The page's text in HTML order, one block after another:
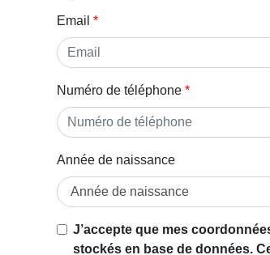
Email
Numéro de téléphone
Année de naissance
Si vous
êtes un
J’accepte que mes
stockés en base de données.